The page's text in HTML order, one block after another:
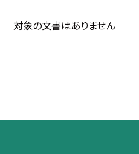
対象の文書はありません